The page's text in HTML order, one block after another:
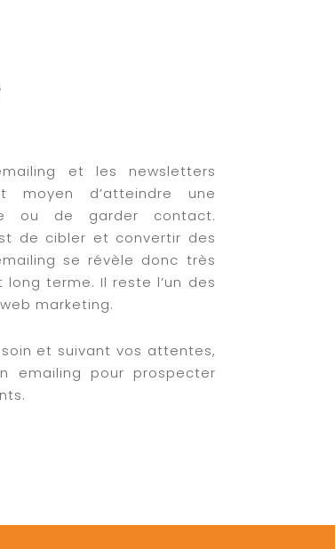
et les newsletters
moyen d’atteindre une
ou de garder contact.
de cibler et convertir des
se révèle donc très
terme. Il reste l’un des
marketing.
et suivant vos attentes,
emailing pour prospecter